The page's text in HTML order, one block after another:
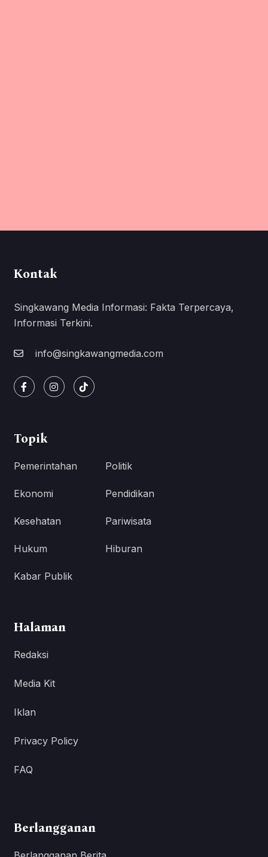
Kontak
Singkawang Media Informasi: Fakta Terpercaya,
Informasi Terkini.
info@singkawangmedia.com
Topik
Pemerintahan Politik
Ekonomi Pendidikan
Kesehatan Pariwisata
Hukum Hiburan
Kabar Publik
Halaman
Redaksi
Media Kit
Iklan
Privacy Policy
FAQ
Berlangganan